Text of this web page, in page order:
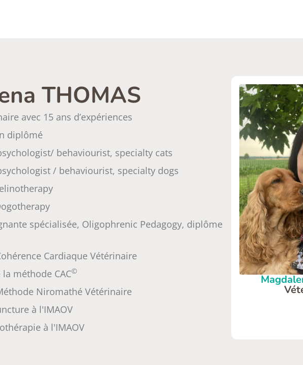
THOMAS
avec 15 ans d’expériences
diplômé
behaviourist, specialty cats
/ behaviourist, specialty dogs
spécialisée, Oligophrenic Pedagogy, diplôme
Cardiaque Vétérinaire
méthode CAC©
Niromathé Vétérinaire
à l'IMAOV
à l'IMAOV